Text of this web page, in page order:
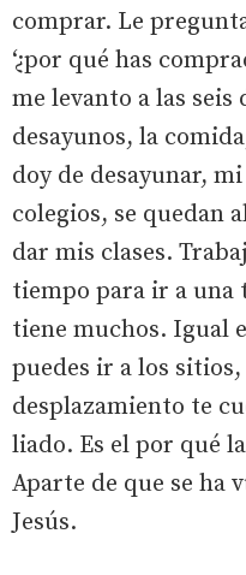
comprar. Le
‘¿por qué has
me levanto a las seis
desayunos, la
doy de desayunar,
colegios, se quedan
dar mis clases.
tiempo para ir a una
tiene muchos. Igual
puedes ir a los
desplazamiento te
liado. Es el por qué
Aparte de que se ha
Jesús.